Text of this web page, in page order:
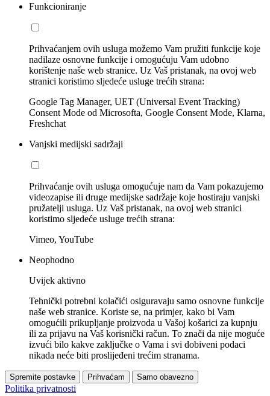
Funkcioniranje
Prihvaćanjem ovih usluga možemo Vam pružiti funkcije koje
nadilaze osnovne funkcije i omogućuju Vam udobno
korištenje naše web stranice. Uz Vaš pristanak, na ovoj web
stranici koristimo sljedeće usluge trećih strana:
Google Tag Manager, UET (Universal Event Tracking)
Consent Mode od Microsofta, Google Consent Mode, Klarna,
Freshchat
Vanjski medijski sadržaji
Prihvaćanje ovih usluga omogućuje nam da Vam pokazujemo
videozapise ili druge medijske sadržaje koje hostiraju vanjski
pružatelji usluga. Uz Vaš pristanak, na ovoj web stranici
koristimo sljedeće usluge trećih strana:
Vimeo, YouTube
Neophodno
Uvijek aktivno
Tehnički potrebni kolačići osiguravaju samo osnovne funkcije
naše web stranice. Koriste se, na primjer, kako bi Vam
omogućili prikupljanje proizvoda u Vašoj košarici za kupnju
ili za prijavu na Vaš korisnički račun. To znači da nije moguće
izvući bilo kakve zaključke o Vama i svi dobiveni podaci
nikada neće biti proslijeđeni trećim stranama.
Spremite postavke Prihvaćam Samo obavezno
Politika privatnosti